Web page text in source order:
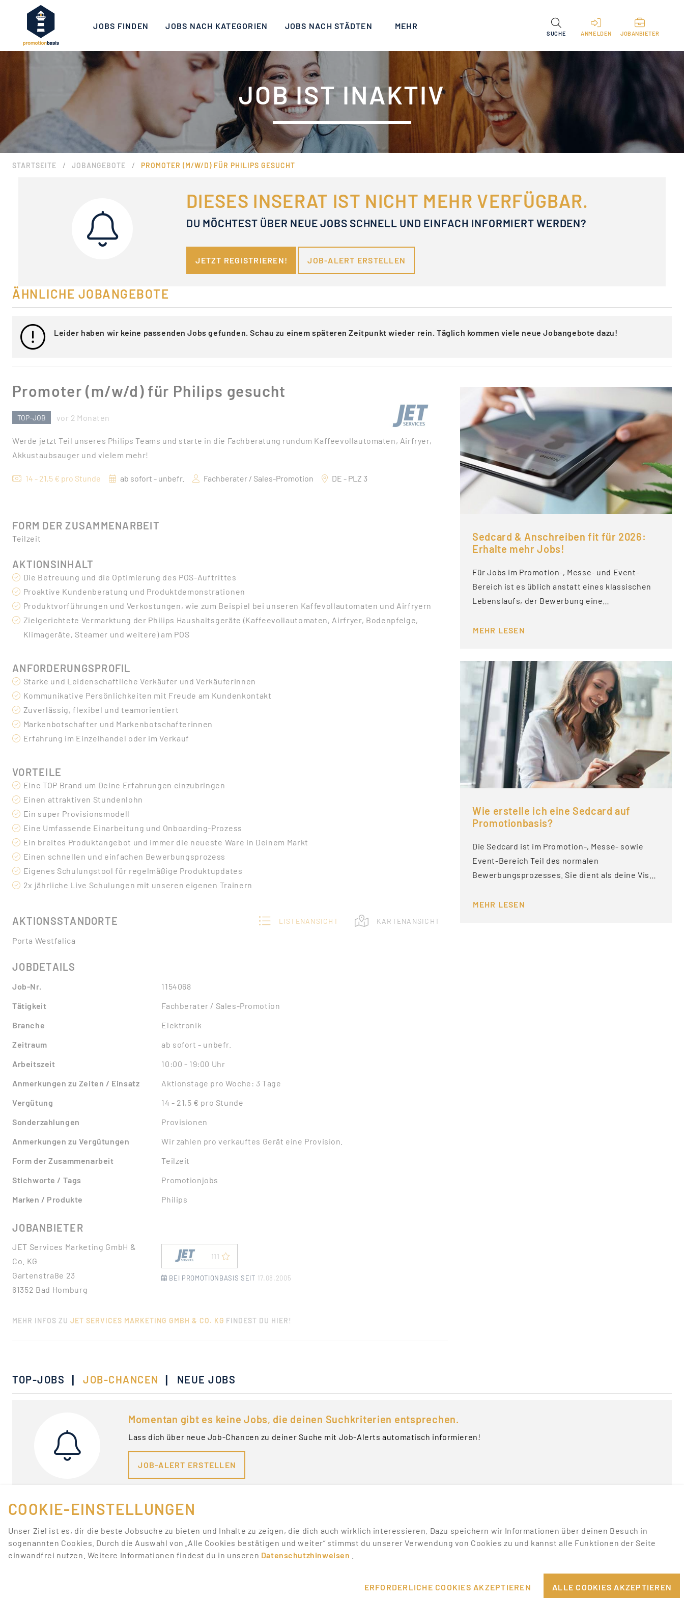
JOBS FINDEN JOBS NACH KATEGORIEN JOBS NACH STÄDTEN MEHR
SUCHE ANMELDEN JOBANBIETER
JOB IST INAKTIV
STARTSEITE / JOBANGEBOTE / PROMOTER (M/W/D) FÜR PHILIPS GESUCHT
DIESES INSERAT IST NICHT MEHR VERFÜGBAR.
DU MÖCHTEST ÜBER NEUE JOBS SCHNELL UND EINFACH INFORMIERT WERDEN?
JETZT REGISTRIEREN! JOB-ALERT ERSTELLEN
ÄHNLICHE JOBANGEBOTE
Leider haben wir keine passenden Jobs gefunden. Schau zu einem späteren Zeitpunkt wieder rein. Täglich kommen viele neue Jobangebote dazu!
Promoter (m/w/d) für Philips gesucht
TOP-JOB vor 2 Monaten
Werde jetzt Teil unseres Philips Teams und starte in die Fachberatung rundum Kaffeevollautomaten, Airfryer,
Akkustaubsauger und vielem mehr!
14 - 21,5 € pro Stunde ab sofort - unbefr. Fachberater / Sales-Promotion DE - PLZ 3
FORM DER ZUSAMMENARBEIT
Teilzeit
AKTIONSINHALT
Die Betreuung und die Optimierung des POS-Auftrittes
Proaktive Kundenberatung und Produktdemonstrationen
Produktvorführungen und Verkostungen, wie zum Beispiel bei unseren Kaffevollautomaten und Airfryern
Zielgerichtete Vermarktung der Philips Haushaltsgeräte (Kaffeevollautomaten, Airfryer, Bodenpfelge,
Klimageräte, Steamer und weitere) am POS
ANFORDERUNGSPROFIL
Starke und Leidenschaftliche Verkäufer und Verkäuferinnen
Kommunikative Persönlichkeiten mit Freude am Kundenkontakt
Zuverlässig, flexibel und teamorientiert
Markenbotschafter und Markenbotschafterinnen
Erfahrung im Einzelhandel oder im Verkauf
VORTEILE
Eine TOP Brand um Deine Erfahrungen einzubringen
Einen attraktiven Stundenlohn
Ein super Provisionsmodell
Eine Umfassende Einarbeitung und Onboarding-Prozess
Ein breites Produktangebot und immer die neueste Ware in Deinem Markt
Einen schnellen und einfachen Bewerbungsprozess
Eigenes Schulungstool für regelmäßige Produktupdates
2x jährliche Live Schulungen mit unseren eigenen Trainern
AKTIONSSTANDORTE LISTENANSICHT KARTENANSICHT
Porta Westfalica
JOBDETAILS
Job-Nr.
1154068
Tätigkeit
Fachberater / Sales-Promotion
Branche
Elektronik
Zeitraum
ab sofort - unbefr.
Arbeitszeit
10:00 - 19:00 Uhr
Anmerkungen zu Zeiten / Einsatz
Aktionstage pro Woche: 3 Tage
Vergütung
14 - 21,5 € pro Stunde
Sonderzahlungen
Provisionen
Anmerkungen zu Vergütungen
Wir zahlen pro verkauftes Gerät eine Provision.
Form der Zusammenarbeit
Teilzeit
Stichworte / Tags
Promotionjobs
Marken / Produkte
Philips
JOBANBIETER
JET Services Marketing GmbH &
Co. KG
Gartenstraße 23
61352 Bad Homburg
111
BEI PROMOTIONBASIS SEIT 17.08.2005
MEHR INFOS ZU JET SERVICES MARKETING GMBH & CO. KG FINDEST DU HIER!
Sedcard & Anschreiben fit für 2026:
Erhalte mehr Jobs!
Für Jobs im Promotion-, Messe- und Event-
Bereich ist es üblich anstatt eines klassischen
Lebenslaufs, der Bewerbung eine…
MEHR LESEN
Wie erstelle ich eine Sedcard auf
Promotionbasis?
Die Sedcard ist im Promotion-, Messe- sowie
Event-Bereich Teil des normalen
Bewerbungsprozesses. Sie dient als deine Vis…
MEHR LESEN
TOP-JOBS | JOB-CHANCEN | NEUE JOBS
Momentan gibt es keine Jobs, die deinen Suchkriterien entsprechen.
Lass dich über neue Job-Chancen zu deiner Suche mit Job-Alerts automatisch informieren!
JOB-ALERT ERSTELLEN
FÜR JOBANBIETER LINKS SONSTIGES
COOKIE-EINSTELLUNGEN
Unser Ziel ist es, dir die beste Jobsuche zu bieten und Inhalte zu zeigen, die dich auch wirklich interessieren. Dazu speichern wir Informationen über deinen Besuch in
sogenannten Cookies. Durch die Auswahl von „Alle Cookies bestätigen und weiter“ stimmst du unserer Verwendung von Cookies zu und kannst alle Funktionen der Seite
einwandfrei nutzen. Weitere Informationen findest du in unseren Datenschutzhinweisen
ERFORDERLICHE COOKIES AKZEPTIEREN ALLE COOKIES AKZEPTIEREN